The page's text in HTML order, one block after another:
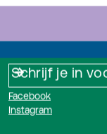
Facebook
Instagram